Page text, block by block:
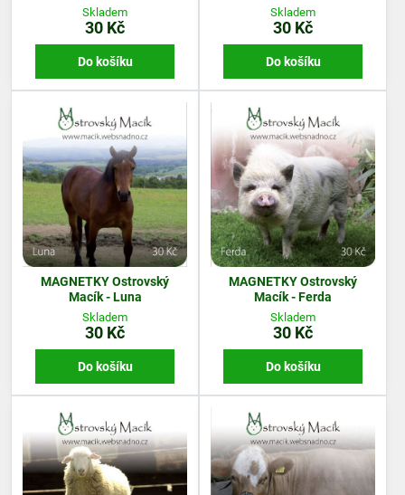
Skladem
30 Kč
Do košíku
Skladem
30 Kč
Do košíku
MAGNETKY Ostrovský
Macík - Luna
Skladem
30 Kč
Do košíku
MAGNETKY Ostrovský
Macík - Ferda
Skladem
30 Kč
Do košíku